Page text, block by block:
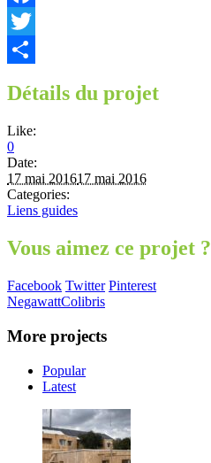
Facebook
Twitter
Détails du projet
Like:
0
Date:
17 mai 201617 mai 2016
Categories:
Liens guides
Vous aimez ce projet ?
Facebook Twitter Pinterest
NegawattColibris
More projects
Popular
Latest